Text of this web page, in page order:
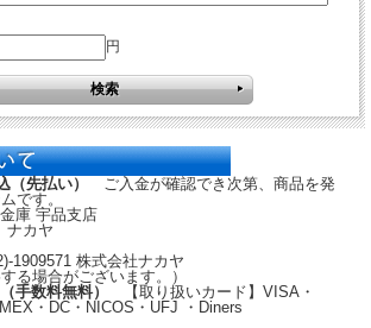
円
（先払い）
ご入金が確認でき次第、商品を発
です。
庫 宇品支店
ナカヤ
1909571 株式会社ナカヤ
る場合がございます。）
手数料無料）
【取り扱いカード】VISA・
・DC・NICOS・UFJ ・Diners